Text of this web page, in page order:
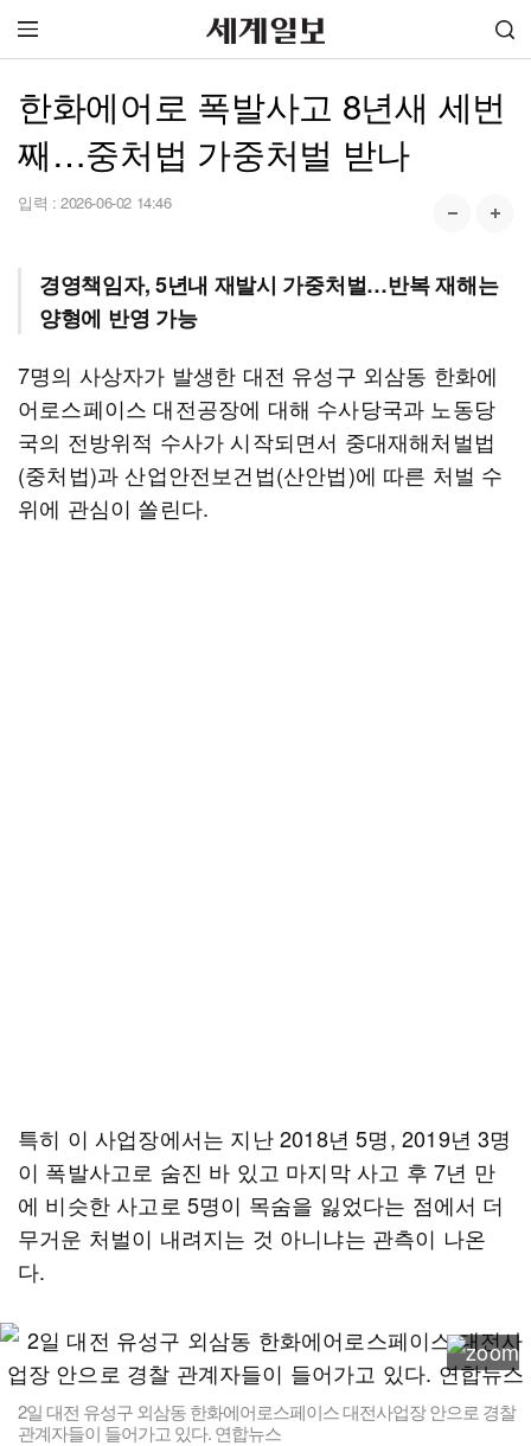
한화에어로 폭발사고 8년새 세번
째…중처법 가중처벌 받나
입력 : 2026-06-02 14:46
경영책임자, 5년내 재발시 가중처벌…반복 재해는
양형에 반영 가능
7명의 사상자가 발생한 대전 유성구 외삼동 한화에
어로스페이스 대전공장에 대해 수사당국과 노동당
국의 전방위적 수사가 시작되면서 중대재해처벌법
(중처법)과 산업안전보건법(산안법)에 따른 처벌 수
위에 관심이 쏠린다.
특히 이 사업장에서는 지난 2018년 5명, 2019년 3명
이 폭발사고로 숨진 바 있고 마지막 사고 후 7년 만
에 비슷한 사고로 5명이 목숨을 잃었다는 점에서 더
무거운 처벌이 내려지는 것 아니냐는 관측이 나온
다.
2일 대전 유성구 외삼동 한화에어로스페이스 대전사업장 안으로 경찰
관계자들이 들어가고 있다. 연합뉴스